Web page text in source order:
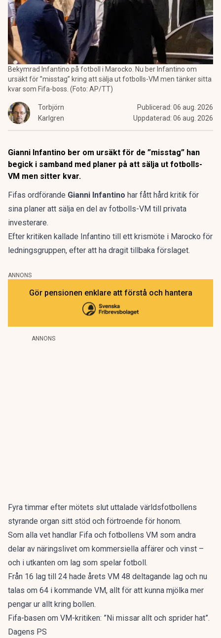
Bekymrad Infantino på fotboll i Marocko. Nu ber Infantino om
ursäkt för ”misstag” kring att sälja ut fotbolls-VM men tänker sitta
kvar som Fifa-boss. (Foto: AP/TT)
Torbjörn
Karlgren
Publicerad: 06 aug. 2026
Uppdaterad: 06 aug. 2026
Gianni Infantino ber om ursäkt för de ”misstag” han
begick i samband med planer på att sälja ut fotbolls-
VM men sitter kvar.
Fifas ordförande Gianni Infantino har fått hård kritik för
sina planer att sälja en del av fotbolls-VM till privata
investerare.
Efter kritiken kallade Infantino till ett krismöte i Marocko för
ledningsgruppen, efter att ha dragit tillbaka förslaget.
ANNONS
Gör pensionen enklare att förstå och hantera
ANNONS
Fyra timmar efter mötets slut uttalade världsfotbollens
styrande organ sitt stöd och förtroende för honom.
Som alla vet handlar Fifa och fotbollens VM som andra
delar av näringslivet om kommersiella affärer och vinst –
och i utkanten om lag som spelar fotboll.
Från 16 lag till 24 hade årets VM 48 deltagande lag och nu
talas om 64 i kommande VM, allt för att kunna mjölka mer
pengar ur allt kring bollen.
Fifa-basen om VM-kritiken: ”Ni missar allt och sprider hat”.
Dagens PS